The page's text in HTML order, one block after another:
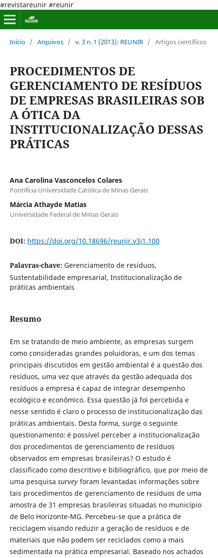
#revistareunir #reunir
Início / Arquivos / v. 3 n. 1 (2013): REUNIR / Artigos científicos
PROCEDIMENTOS DE
GERENCIAMENTO DE RESÍDUOS
DE EMPRESAS BRASILEIRAS SOB
A ÓTICA DA
INSTITUCIONALIZAÇÃO DESSAS
PRÁTICAS
Ana Carolina Vasconcelos Colares
Pontifícia Universidade Católica de Minas Gerais
Márcia Athayde Matias
Universidade Federal de Minas Gerais
DOI: https://doi.org/10.18696/reunir.v3i1.100
Palavras-chave: Gerenciamento de resíduos,
Sustentabilidade empresarial, Institucionalização de
práticas ambientais
Resumo
Em se tratando de meio ambiente, as empresas surgem
como consideradas grandes poluidoras, e um dos temas
principais discutidos em gestão ambiental é a questão dos
resíduos, uma vez que através da gestão adequada dos
resíduos a empresa é capaz de integrar desempenho
ecológico e econômico. Essa questão já foi percebida e
nesse sentido é claro o processo de institucionalização das
práticas ambientais. Desta forma, surge o seguinte
questionamento: é possível perceber a institucionalização
dos procedimentos de gerenciamento de resíduos
observados em empresas brasileiras? O estudo é
classificado como descritivo e bibliográfico, que por meio de
uma pesquisa surveyforam levantadas informações sobre
tais procedimentos de gerenciamento de resíduos de uma
amostra de 31 empresas brasileiras situadas no município
de Belo Horizonte-MG. Percebeu-se que a prática de
reciclagem visando reduzir a geração de resíduos e de
materiais que não podem ser reciclados como a mais
sedimentada na prática empresarial. Baseado nos achados